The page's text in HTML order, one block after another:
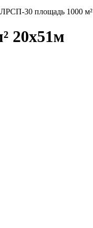
30 площадь 1000 м²
20х51м